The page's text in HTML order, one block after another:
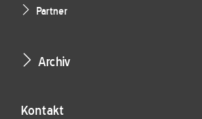
Partner
Archiv
Kontakt